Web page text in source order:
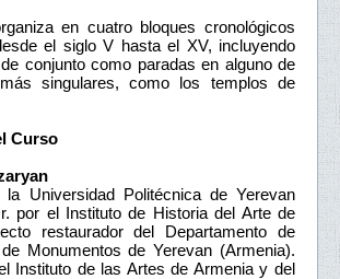
en cuatro bloques cronológicos
el siglo V hasta el XV, incluyendo
conjunto como paradas en alguno de
singulares, como los templos de
Curso
la Universidad Politécnica de Yerevan
por el Instituto de Historia del Arte de
restaurador del Departamento de
Monumentos de Yerevan (Armenia).
Instituto de las Artes de Armenia y del